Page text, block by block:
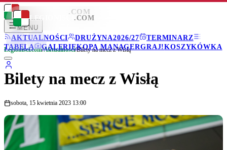
LEGIONISCI .COM
MENU
AKTUALNOŚCI
DRUŻYNA2026/27
TERMINARZ
TABELA
GALERIEKOPA MANAGERGRAJ!KOSZYKÓWKA
LEGIONISCI .COM
Legionisci.com/Aktualności/Bilety na mecz z Wisłą
Bilety na mecz z Wisłą
sobota, 15 kwietnia 2023 13:00